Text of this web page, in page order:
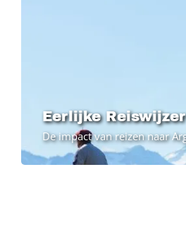
Eerlijke
De impact van reizen naar